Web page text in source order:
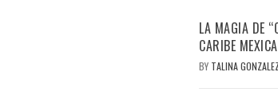
LA MAGIA DE
CARIBE
BY TALINA